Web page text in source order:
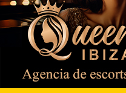
s